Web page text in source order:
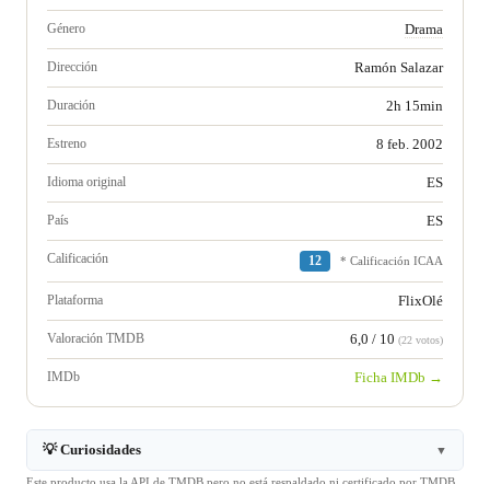
Género Drama
Dirección Ramón Salazar
Duración 2h 15min
Estreno 8 feb. 2002
Idioma original ES
País ES
Calificación 12 * Calificación ICAA
Plataforma FlixOlé
Valoración TMDB 6,0 / 10 (22 votos)
IMDb Ficha IMDb →
💡 Curiosidades ▼